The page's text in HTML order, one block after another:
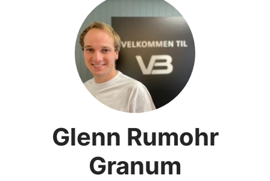
Glenn Rumohr
Granum